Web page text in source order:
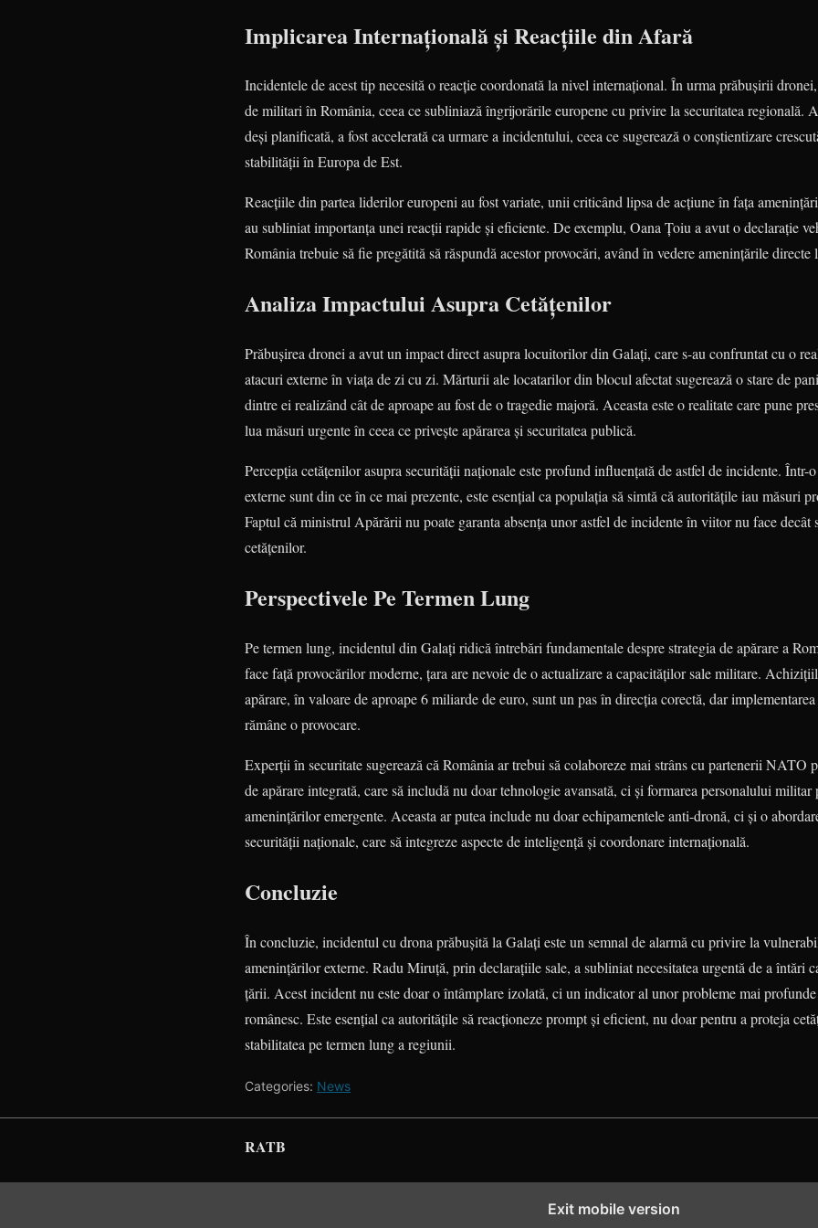
Implicarea Internațională și Reacțiile din Afară
Incidentele de acest tip necesită o reacție coordonată la nivel internațional. În urma prăbușirii
de militari în România, ceea ce subliniază îngrijorările europene cu privire la securitatea regională.
deși planificată, a fost accelerată ca urmare a incidentului, ceea ce sugerează o conștientizare
stabilității în Europa de Est.
Reacțiile din partea liderilor europeni au fost variate, unii criticând lipsa de acțiune în fața
au subliniat importanța unei reacții rapide și eficiente. De exemplu, Oana Țoiu a avut o declarație
România trebuie să fie pregătită să răspundă acestor provocări, având în vedere amenințările
Analiza Impactului Asupra Cetățenilor
Prăbușirea dronei a avut un impact direct asupra locuitorilor din Galați, care s-au confruntat cu o
atacuri externe în viața de zi cu zi. Mărturii ale locatarilor din blocul afectat sugerează o stare de
dintre ei realizând cât de aproape au fost de o tragedie majoră. Aceasta este o realitate care pune
lua măsuri urgente în ceea ce privește apărarea și securitatea publică.
Percepția cetățenilor asupra securității naționale este profund influențată de astfel de incidente. Într-
externe sunt din ce în ce mai prezente, este esențial ca populația să simtă că autoritățile iau măsuri
Faptul că ministrul Apărării nu poate garanta absența unor astfel de incidente în viitor nu face decât
cetățenilor.
Perspectivele Pe Termen Lung
Pe termen lung, incidentul din Galați ridică întrebări fundamentale despre strategia de apărare a
face față provocărilor moderne, țara are nevoie de o actualizare a capacităților sale militare.
apărare, în valoare de aproape 6 miliarde de euro, sunt un pas în direcția corectă, dar
rămâne o provocare.
Experții în securitate sugerează că România ar trebui să colaboreze mai strâns cu partenerii NATO
de apărare integrată, care să includă nu doar tehnologie avansată, ci și formarea personalului militar
amenințărilor emergente. Aceasta ar putea include nu doar echipamentele anti-dronă, ci și o
securității naționale, care să integreze aspecte de inteligență și coordonare internațională.
Concluzie
În concluzie, incidentul cu drona prăbușită la Galați este un semnal de alarmă cu privire la
amenințărilor externe. Radu Miruță, prin declarațiile sale, a subliniat necesitatea urgentă de a întări
țării. Acest incident nu este doar o întâmplare izolată, ci un indicator al unor probleme mai
românesc. Este esențial ca autoritățile să reacționeze prompt și eficient, nu doar pentru a proteja
stabilitatea pe termen lung a regiunii.
Categories: News
RATB
Exit mobile version